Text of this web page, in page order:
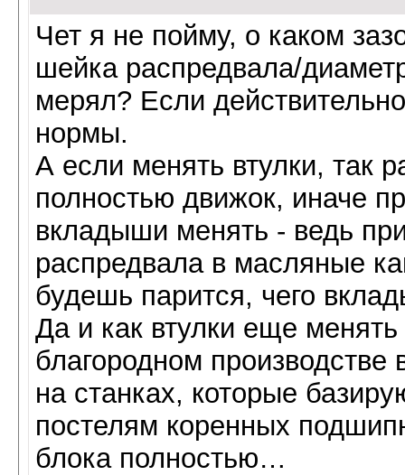
Чет я не пойму, о каком
шейка распредвала/
мерял? Если
нормы.
А если менять втулки, так
полностью движок, иначе
вкладыши менять - ведь
распредвала в масляные
будешь парится, чего
Да и как втулки еще
благородном производстве
на станках, которые
постелям коренных
блока полностью…